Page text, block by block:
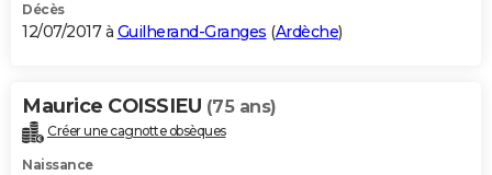
Décès
12/07/2017 à Guilherand-Granges (Ardèche)
Maurice COISSIEU (75 ans)
Créer une cagnotte obsèques
Naissance